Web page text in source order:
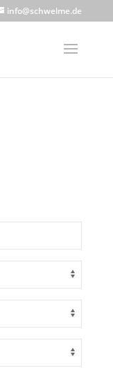
info@schwelme.de